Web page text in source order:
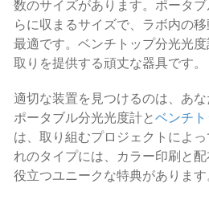
数のサイズがあります。ポータ
らに収まるサイズで、ラボ内の
最適です。ベンチトップ分光光
取りを提供する頑丈な器具です。
適切な装置を見つけるのは、あな
ポータブル分光光度計とベンチ
は、取り組むプロジェクトによ
れのタイプには、カラー印刷と
役立つユニークな特典があります